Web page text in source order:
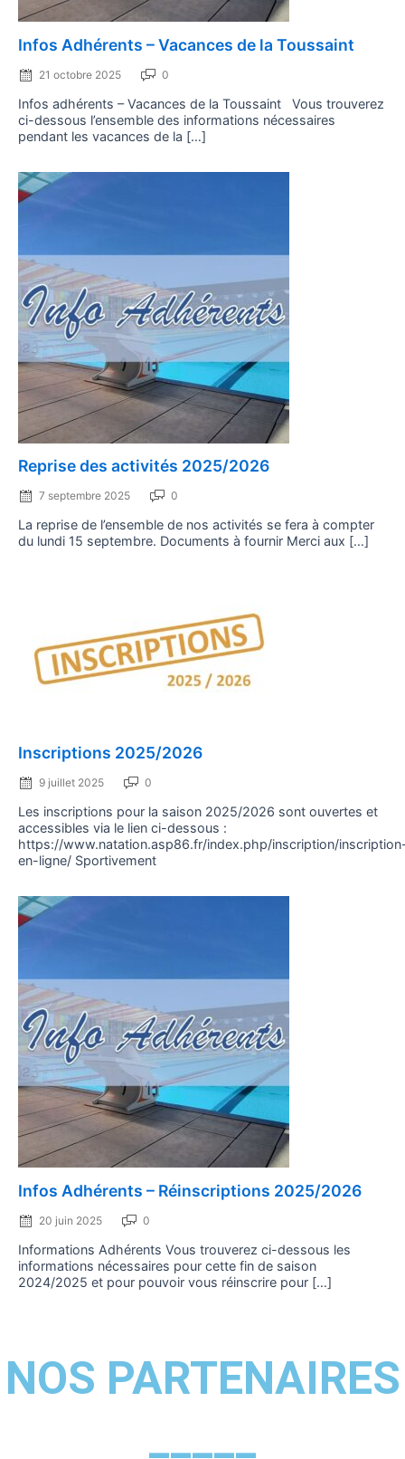
Infos Adhérents – Vacances de la Toussaint
on
21 octobre 2025 0
Infos adhérents – Vacances de la Toussaint Vous trouverez
ci-dessous l’ensemble des informations nécessaires
pendant les vacances de la […]
Reprise des activités 2025/2026
on
7 septembre 2025 0
La reprise de l’ensemble de nos activités se fera à compter
du lundi 15 septembre. Documents à fournir Merci aux […]
Inscriptions 2025/2026
on
9 juillet 2025 0
Les inscriptions pour la saison 2025/2026 sont ouvertes et
accessibles via le lien ci-dessous :
https://www.natation.asp86.fr/index.php/inscription/
en-ligne/ Sportivement
Infos Adhérents – Réinscriptions 2025/2026
on
20 juin 2025 0
Informations Adhérents Vous trouverez ci-dessous les
informations nécessaires pour cette fin de saison
2024/2025 et pour pouvoir vous réinscrire pour […]
NOS PARTENAIRES